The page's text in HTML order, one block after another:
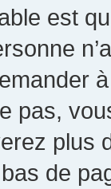
est
pas,
plus
de